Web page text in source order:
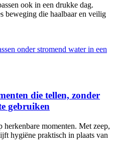
ook in een drukke dag.
beweging die haalbaar en veilig
die tellen, zonder
gebruiken
momenten. Met zeep,
hygiëne praktisch in plaats van